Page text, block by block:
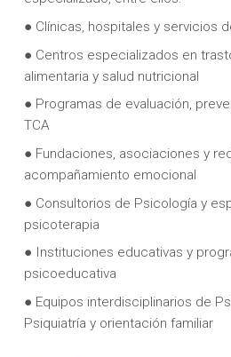
● Clínicas, hospitales y servicios
● Centros especializados en
alimentaria y salud nutricional
● Programas de evaluación,
TCA
● Fundaciones, asociaciones y
acompañamiento emocional
● Consultorios de Psicología y
psicoterapia
● Instituciones educativas y
psicoeducativa
● Equipos interdisciplinarios de
Psiquiatría y orientación familiar